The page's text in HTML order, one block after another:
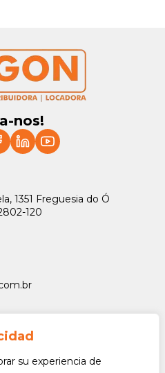
su experiencia de
nos!
1351 Freguesia do Ó
120